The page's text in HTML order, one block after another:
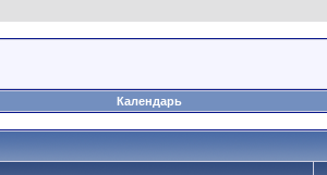
Календарь